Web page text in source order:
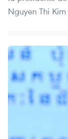
Nguyen Thi